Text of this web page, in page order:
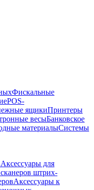
Фискальные
POS-
ящикиПринтеры
весыБанковское
материалыСистемы
Аксессуары для
штрих-
Аксессуары к